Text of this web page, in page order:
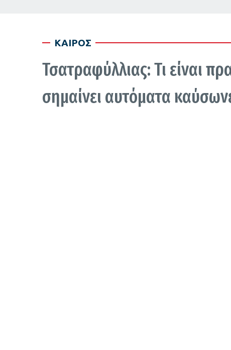
ΚΑΙΡΟΣ
Τσατραφύλλιας: Τι είναι
σημαίνει αυτόματα